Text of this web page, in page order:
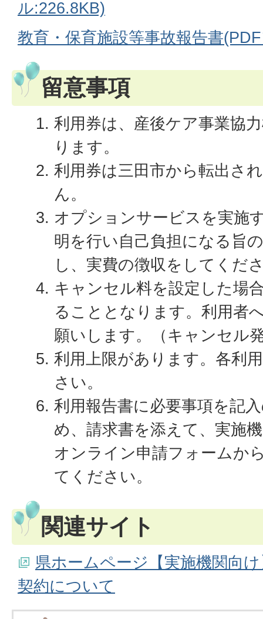
ル:226.8KB)
教育・保育施設等事故報告書
留意事項
利用券は、産後ケア事業協
ります。
利用券は三田市から転出さ
ん。
オプションサービスを実施
明を行い自己負担になる旨
し、実費の徴収をしてくだ
キャンセル料を設定した場
ることとなります。利用者
願いします。（キャンセル
利用上限があります。各利
さい。
利用報告書に必要事項を記
め、請求書を添えて、実施
オンライン申請フォームか
てください。
関連サイト
県ホームページ【実施機関向
契約について